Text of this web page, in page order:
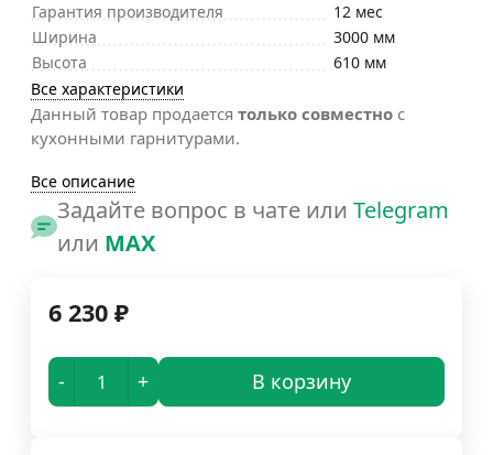
Гарантия производителя
12 мес
Ширина
3000 мм
Высота
610 мм
Все характеристики
Данный товар продается только совместно с
кухонными гарнитурами.
Все описание
Задайте вопрос в чате или Telegram
или MAX
6 230 ₽
- + В корзину